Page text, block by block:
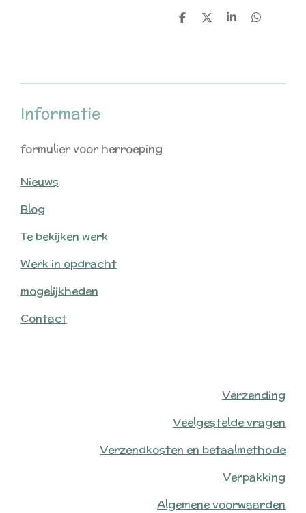
D
D
S
D
Informatie
formulier voor herroeping
Nieuws
Blog
Te bekijken werk
Werk in opdracht
mogelijkheden
Contact
Verzending
Veelgestelde vragen
Verzendkosten en betaalmethode
Verpakking
Algemene voorwaarden